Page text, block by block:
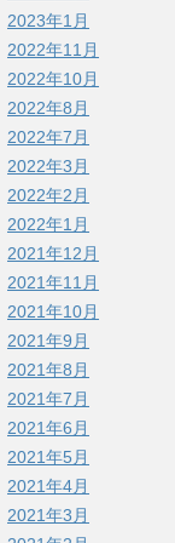
2023年1月
2022年11月
2022年10月
2022年8月
2022年7月
2022年3月
2022年2月
2022年1月
2021年12月
2021年11月
2021年10月
2021年9月
2021年8月
2021年7月
2021年6月
2021年5月
2021年4月
2021年3月